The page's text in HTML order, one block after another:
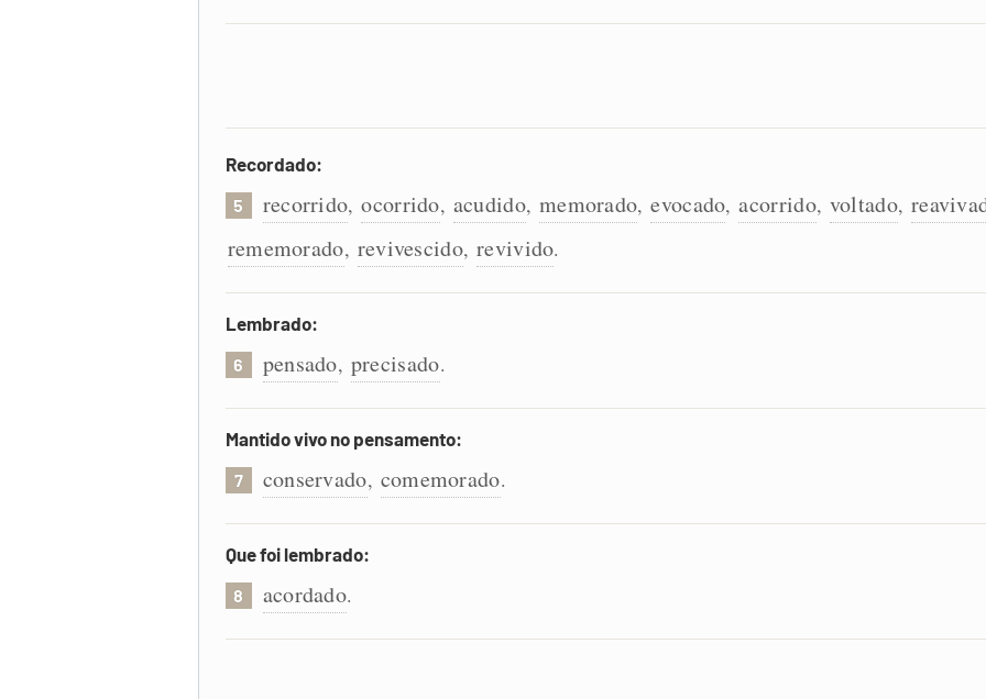
Recordado:
5 recorrido, ocorrido, acudido, memorado, evocado, acorrido, voltado,
rememorado, revivescido, revivido.
Lembrado:
6 pensado, precisado.
Mantido vivo no pensamento:
7 conservado, comemorado.
Que foi lembrado:
8 acordado.